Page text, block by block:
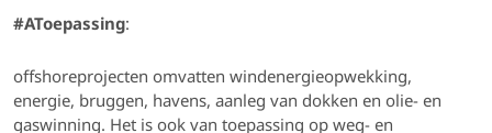
#AToepassing:
offshoreprojecten omvatten windenergieopwekking,
energie, bruggen, havens, aanleg van dokken en olie- en
gaswinning. Het is ook van toepassing op weg- en